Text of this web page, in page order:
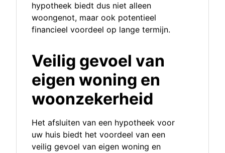
hypotheek biedt dus niet alleen
woongenot, maar ook potentieel
financieel voordeel op lange termijn.
Veilig gevoel van
eigen woning en
woonzekerheid
Het afsluiten van een hypotheek voor
uw huis biedt het voordeel van een
veilig gevoel van eigen woning en